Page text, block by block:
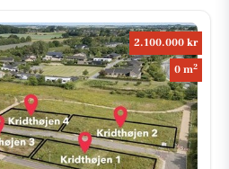
2.100.000 kr
0 m2